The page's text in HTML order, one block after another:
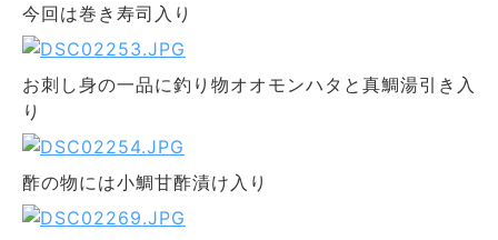
今回は巻き寿司入り
お刺し身の一品に釣り物オオモンハタと真鯛湯引き入
り
酢の物には小鯛甘酢漬け入り